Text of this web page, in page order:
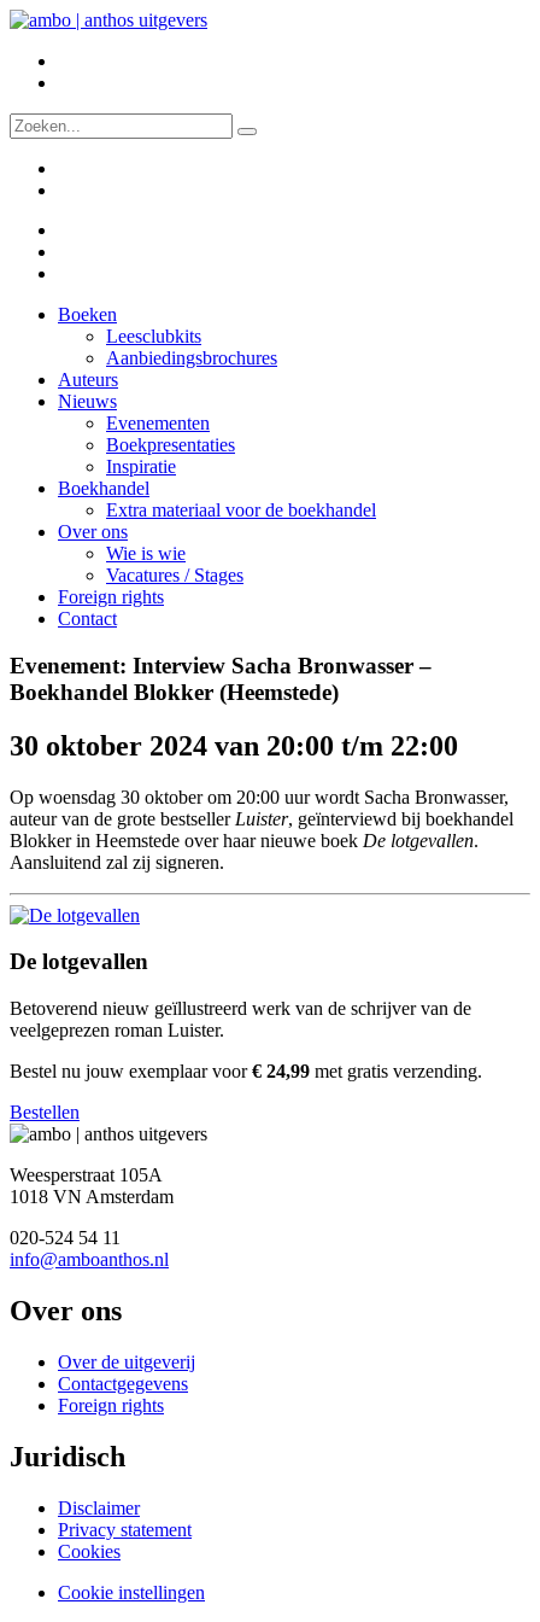
Boeken
Leesclubkits
Aanbiedingsbrochures
Auteurs
Nieuws
Evenementen
Boekpresentaties
Inspiratie
Boekhandel
Extra materiaal voor de boekhandel
Over ons
Wie is wie
Vacatures / Stages
Foreign rights
Contact
Evenement: Interview Sacha Bronwasser –
Boekhandel Blokker (Heemstede)
30 oktober 2024 van 20:00 t/m 22:00
Op woensdag 30 oktober om 20:00 uur wordt Sacha Bronwasser,
auteur van de grote bestseller Luister, geïnterviewd bij boekhandel
Blokker in Heemstede over haar nieuwe boek De lotgevallen.
Aansluitend zal zij signeren.
De lotgevallen
Betoverend nieuw geïllustreerd werk van de schrijver van de
veelgeprezen roman Luister.
Bestel nu jouw exemplaar voor€ 24,99 met gratis verzending.
Bestellen
Weesperstraat 105A
1018 VN Amsterdam
020-524 54 11
info@amboanthos.nl
Over ons
Over de uitgeverij
Contactgegevens
Foreign rights
Juridisch
Disclaimer
Privacy statement
Cookies
Cookie instellingen